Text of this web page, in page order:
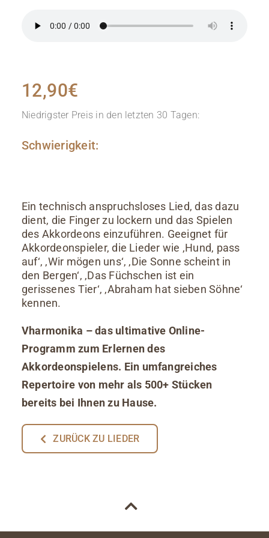
12,90€
Niedrigster Preis in den letzten 30 Tagen:
Schwierigkeit:
Ein technisch anspruchsloses Lied, das dazu
dient, die Finger zu lockern und das Spielen
des Akkordeons einzuführen. Geeignet für
Akkordeonspieler, die Lieder wie ‚Hund, pass
auf‘, ‚Wir mögen uns‘, ‚Die Sonne scheint in
den Bergen‘, ‚Das Füchschen ist ein
gerissenes Tier‘, ‚Abraham hat sieben Söhne‘
kennen.
Vharmonika – das ultimative Online-
Programm zum Erlernen des
Akkordeonspielens. Ein umfangreiches
Repertoire von mehr als 500+ Stücken
bereits bei Ihnen zu Hause.
ZURÜCK ZU LIEDER